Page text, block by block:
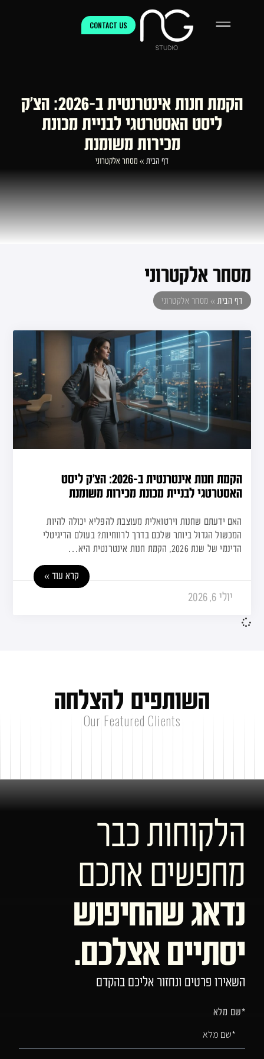
CONTACT US
הקמת חנות אינטרנטית ב-2026: הצ’ק
ליסט האסטרטגי לבניית מכונת
מכירות משומנת
דף הבית » מסחר אלקטרוני
מסחר אלקטרוני
דף הבית» מסחר אלקטרוני
הקמת חנות אינטרנטית ב-2026: הצ’ק ליסט
האסטרטגי לבניית מכונת מכירות משומנת
האם ידעתם שחנות וירטואלית מעוצבת להפליא יכולה להיות
המכשול הגדול ביותר שלכם בדרך לרווחיות? בעולם הדיגיטלי
הדינמי של שנת 2026, הקמת חנות אינטרנטית היא…
קרא עוד »
יולי 6, 2026
השותפים להצלחה
Our Featured Clients
הלקוחות כבר
מחפשים אתכם
נדאג שהחיפוש
יסתיים אצלכם.
השאירו פרטים ונחזור אליכם בהקדם
*שם מלא